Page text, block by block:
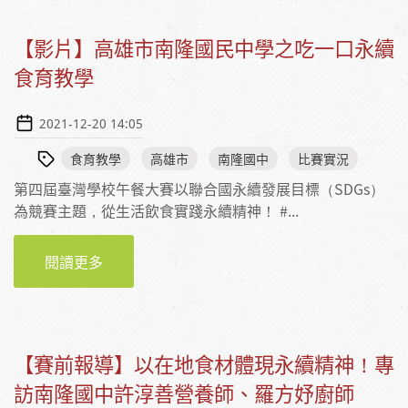
【影片】高雄市南隆國民中學之吃一口永續
食育教學
2021-12-20 14:05
食育教學 高雄市 南隆國中 比賽實況
第四屆臺灣學校午餐大賽以聯合國永續發展目標（SDGs）
為競賽主題，從生活飲食實踐永續精神！ #...
閱讀更多
育教學
【賽前報導】以在地食材體現永續精神！專
訪南隆國中許淳善營養師、羅方妤廚師